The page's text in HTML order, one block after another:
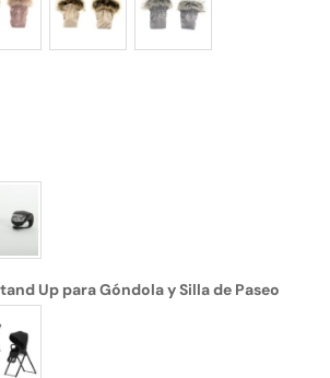
Up para Góndola y Silla de Paseo